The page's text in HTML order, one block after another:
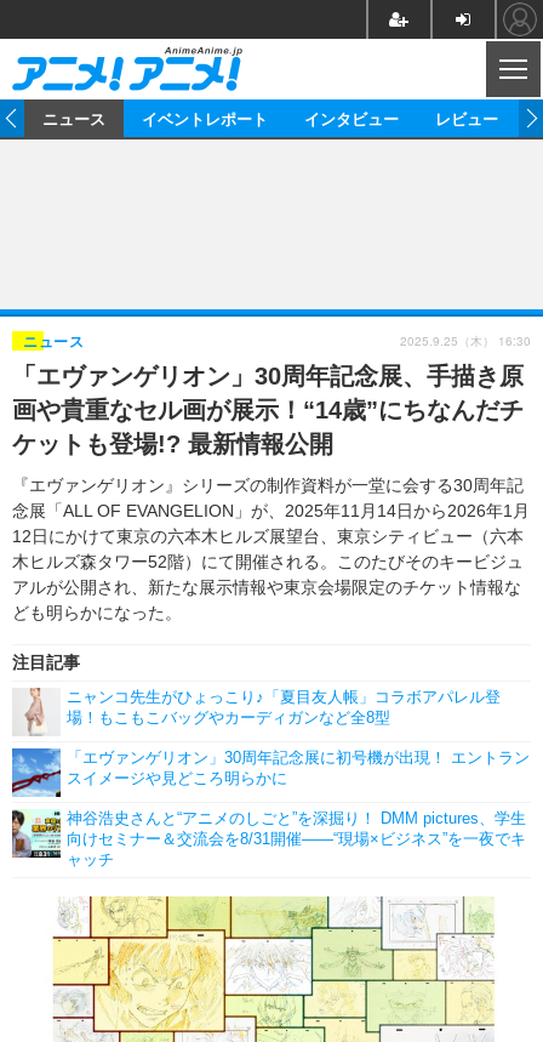
ゲーム グッズ
イベント 海外
海外イベント ビジネス
俳優・タレント アーティスト
ビジネス
アニメ 実写
書評 イベント
ゲーム 座談会
動画
アニメ
アニメ！アニメ！TV ABEMA Cafe
連載・コラム
ニュース イベントレポート インタビュー レビュー
「エヴァンゲリオン」30周年記念展、手描き原
画や貴重なセル画が展示！“14歳”にちなんだチ
ケットも登場!? 最新情報公開
『エヴァンゲリオン』シリーズの制作資料が一堂に会する30周年記
念展「ALL OF EVANGELION」が、2025年11月14日から2026年1月
12日にかけて東京の六本木ヒルズ展望台、東京シティビュー（六本
木ヒルズ森タワー52階）にて開催される。このたびそのキービジュ
アルが公開され、新たな展示情報や東京会場限定のチケット情報な
ども明らかになった。
ニュース
注目記事
ニャンコ先生がひょっこり♪「夏目友人帳」コラボアパレル登
場！もこもこバッグやカーディガンなど全8型
「エヴァンゲリオン」30周年記念展に初号機が出現！ エントラン
スイメージや見どころ明らかに
神谷浩史さんと“アニメのしごと”を深掘り！ DMM pictures、学生
向けセミナー＆交流会を8/31開催――“現場×ビジネス”を一夜でキ
ャッチ
2025.9.25（木） 16:30